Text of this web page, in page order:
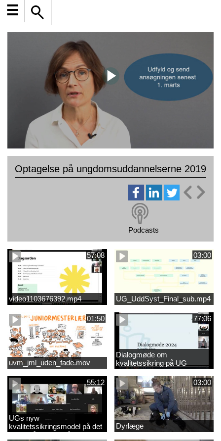
☰
Optagelse på ungdomsuddannelserne 2019
Podcasts
57:08
video1103676392.mp4
03:00
UG_UddSyst_Final_sub.mp4
01:50
uvm_jml_uden_fade.mov
77:06
Dialogmøde om
kvalitetssikring på UG
55:12
UGs nyw
kvalitetssikringsmodel på det
videregående område
03:00
Dyrlæge